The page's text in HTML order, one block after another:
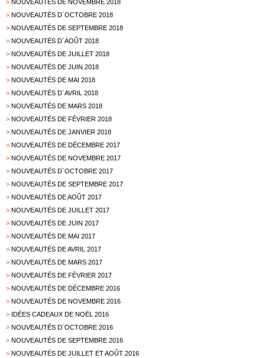
> NOUVEAUTÉS DE NOVEMBRE 2018
> NOUVEAUTÉS D´OCTOBRE 2018
> NOUVEAUTÉS DE SEPTEMBRE 2018
> NOUVEAUTÉS D´AOÛT 2018
> NOUVEAUTÉS DE JUILLET 2018
> NOUVEAUTÉS DE JUIN 2018
> NOUVEAUTÉS DE MAI 2018
> NOUVEAUTÉS D´AVRIL 2018
> NOUVEAUTÉS DE MARS 2018
> NOUVEAUTÉS DE FÉVRIER 2018
> NOUVEAUTÉS DE JANVIER 2018
> NOUVEAUTÉS DE DÉCEMBRE 2017
> NOUVEAUTÉS DE NOVEMBRE 2017
> NOUVEAUTÉS D´OCTOBRE 2017
> NOUVEAUTÉS DE SEPTEMBRE 2017
> NOUVEAUTÉS DE AOÛT 2017
> NOUVEAUTÉS DE JUILLET 2017
> NOUVEAUTÉS DE JUIN 2017
> NOUVEAUTÉS DE MAI 2017
> NOUVEAUTÉS DE AVRIL 2017
> NOUVEAUTÉS DE MARS 2017
> NOUVEAUTÉS DE FÉVRIER 2017
> NOUVEAUTÉS DE DÉCEMBRE 2016
> NOUVEAUTÉS DE NOVEMBRE 2016
> IDÉES CADEAUX DE NOËL 2016
> NOUVEAUTÉS D´OCTOBRE 2016
> NOUVEAUTÉS DE SEPTEMBRE 2016
> NOUVEAUTÉS DE JUILLET ET AOÛT 2016